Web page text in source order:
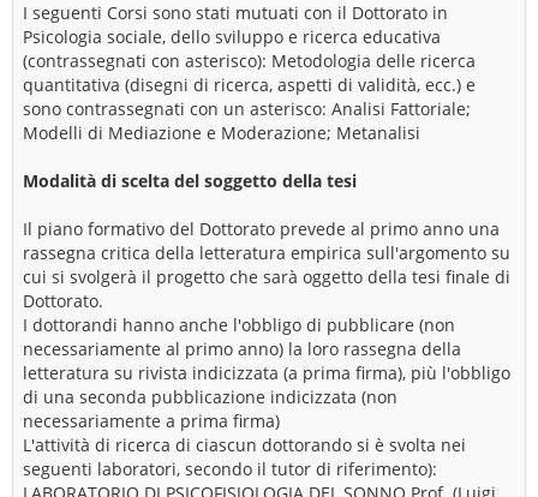
I seguenti Corsi sono stati mutuati con il Dottorato in
Psicologia sociale, dello sviluppo e ricerca educativa
(contrassegnati con asterisco): Metodologia delle ricerca
quantitativa (disegni di ricerca, aspetti di validità, ecc.) e
sono contrassegnati con un asterisco: Analisi Fattoriale;
Modelli di Mediazione e Moderazione; Metanalisi
Modalità di scelta del soggetto della tesi
Il piano formativo del Dottorato prevede al primo anno una
rassegna critica della letteratura empirica sull'argomento su
cui si svolgerà il progetto che sarà oggetto della tesi finale di
Dottorato.
I dottorandi hanno anche l'obbligo di pubblicare (non
necessariamente al primo anno) la loro rassegna della
letteratura su rivista indicizzata (a prima firma), più l'obbligo
di una seconda pubblicazione indicizzata (non
necessariamente a prima firma)
L'attività di ricerca di ciascun dottorando si è svolta nei
seguenti laboratori, secondo il tutor di riferimento):